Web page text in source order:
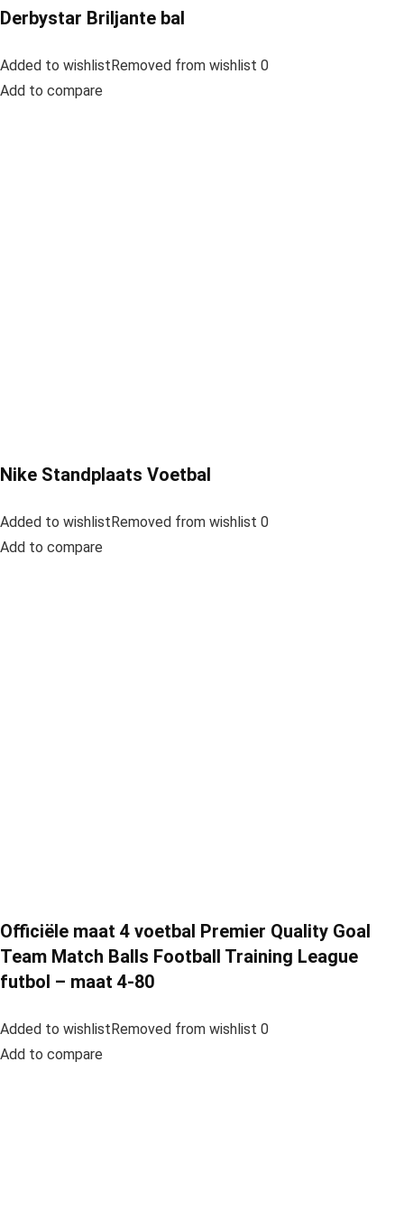
Derbystar Briljante bal
Added to wishlistRemoved from wishlist 0
Add to compare
Nike Standplaats Voetbal
Added to wishlistRemoved from wishlist 0
Add to compare
Officiële maat 4 voetbal Premier Quality Goal
Team Match Balls Football Training League
futbol – maat 4-80
Added to wishlistRemoved from wishlist 0
Add to compare